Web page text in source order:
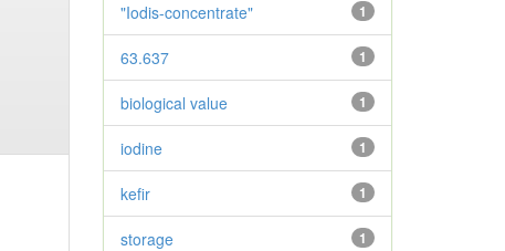
1
"Iodis-concentrate"
1
63.637
1
biological value
1
iodine
1
kefir
1
storage